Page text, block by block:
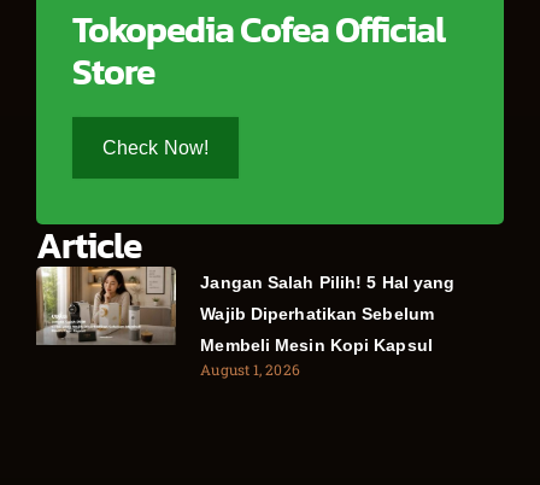
Tokopedia Cofea Official
Store
Check Now!
Article
Jangan Salah Pilih! 5 Hal yang
Wajib Diperhatikan Sebelum
Membeli Mesin Kopi Kapsul
August 1, 2026